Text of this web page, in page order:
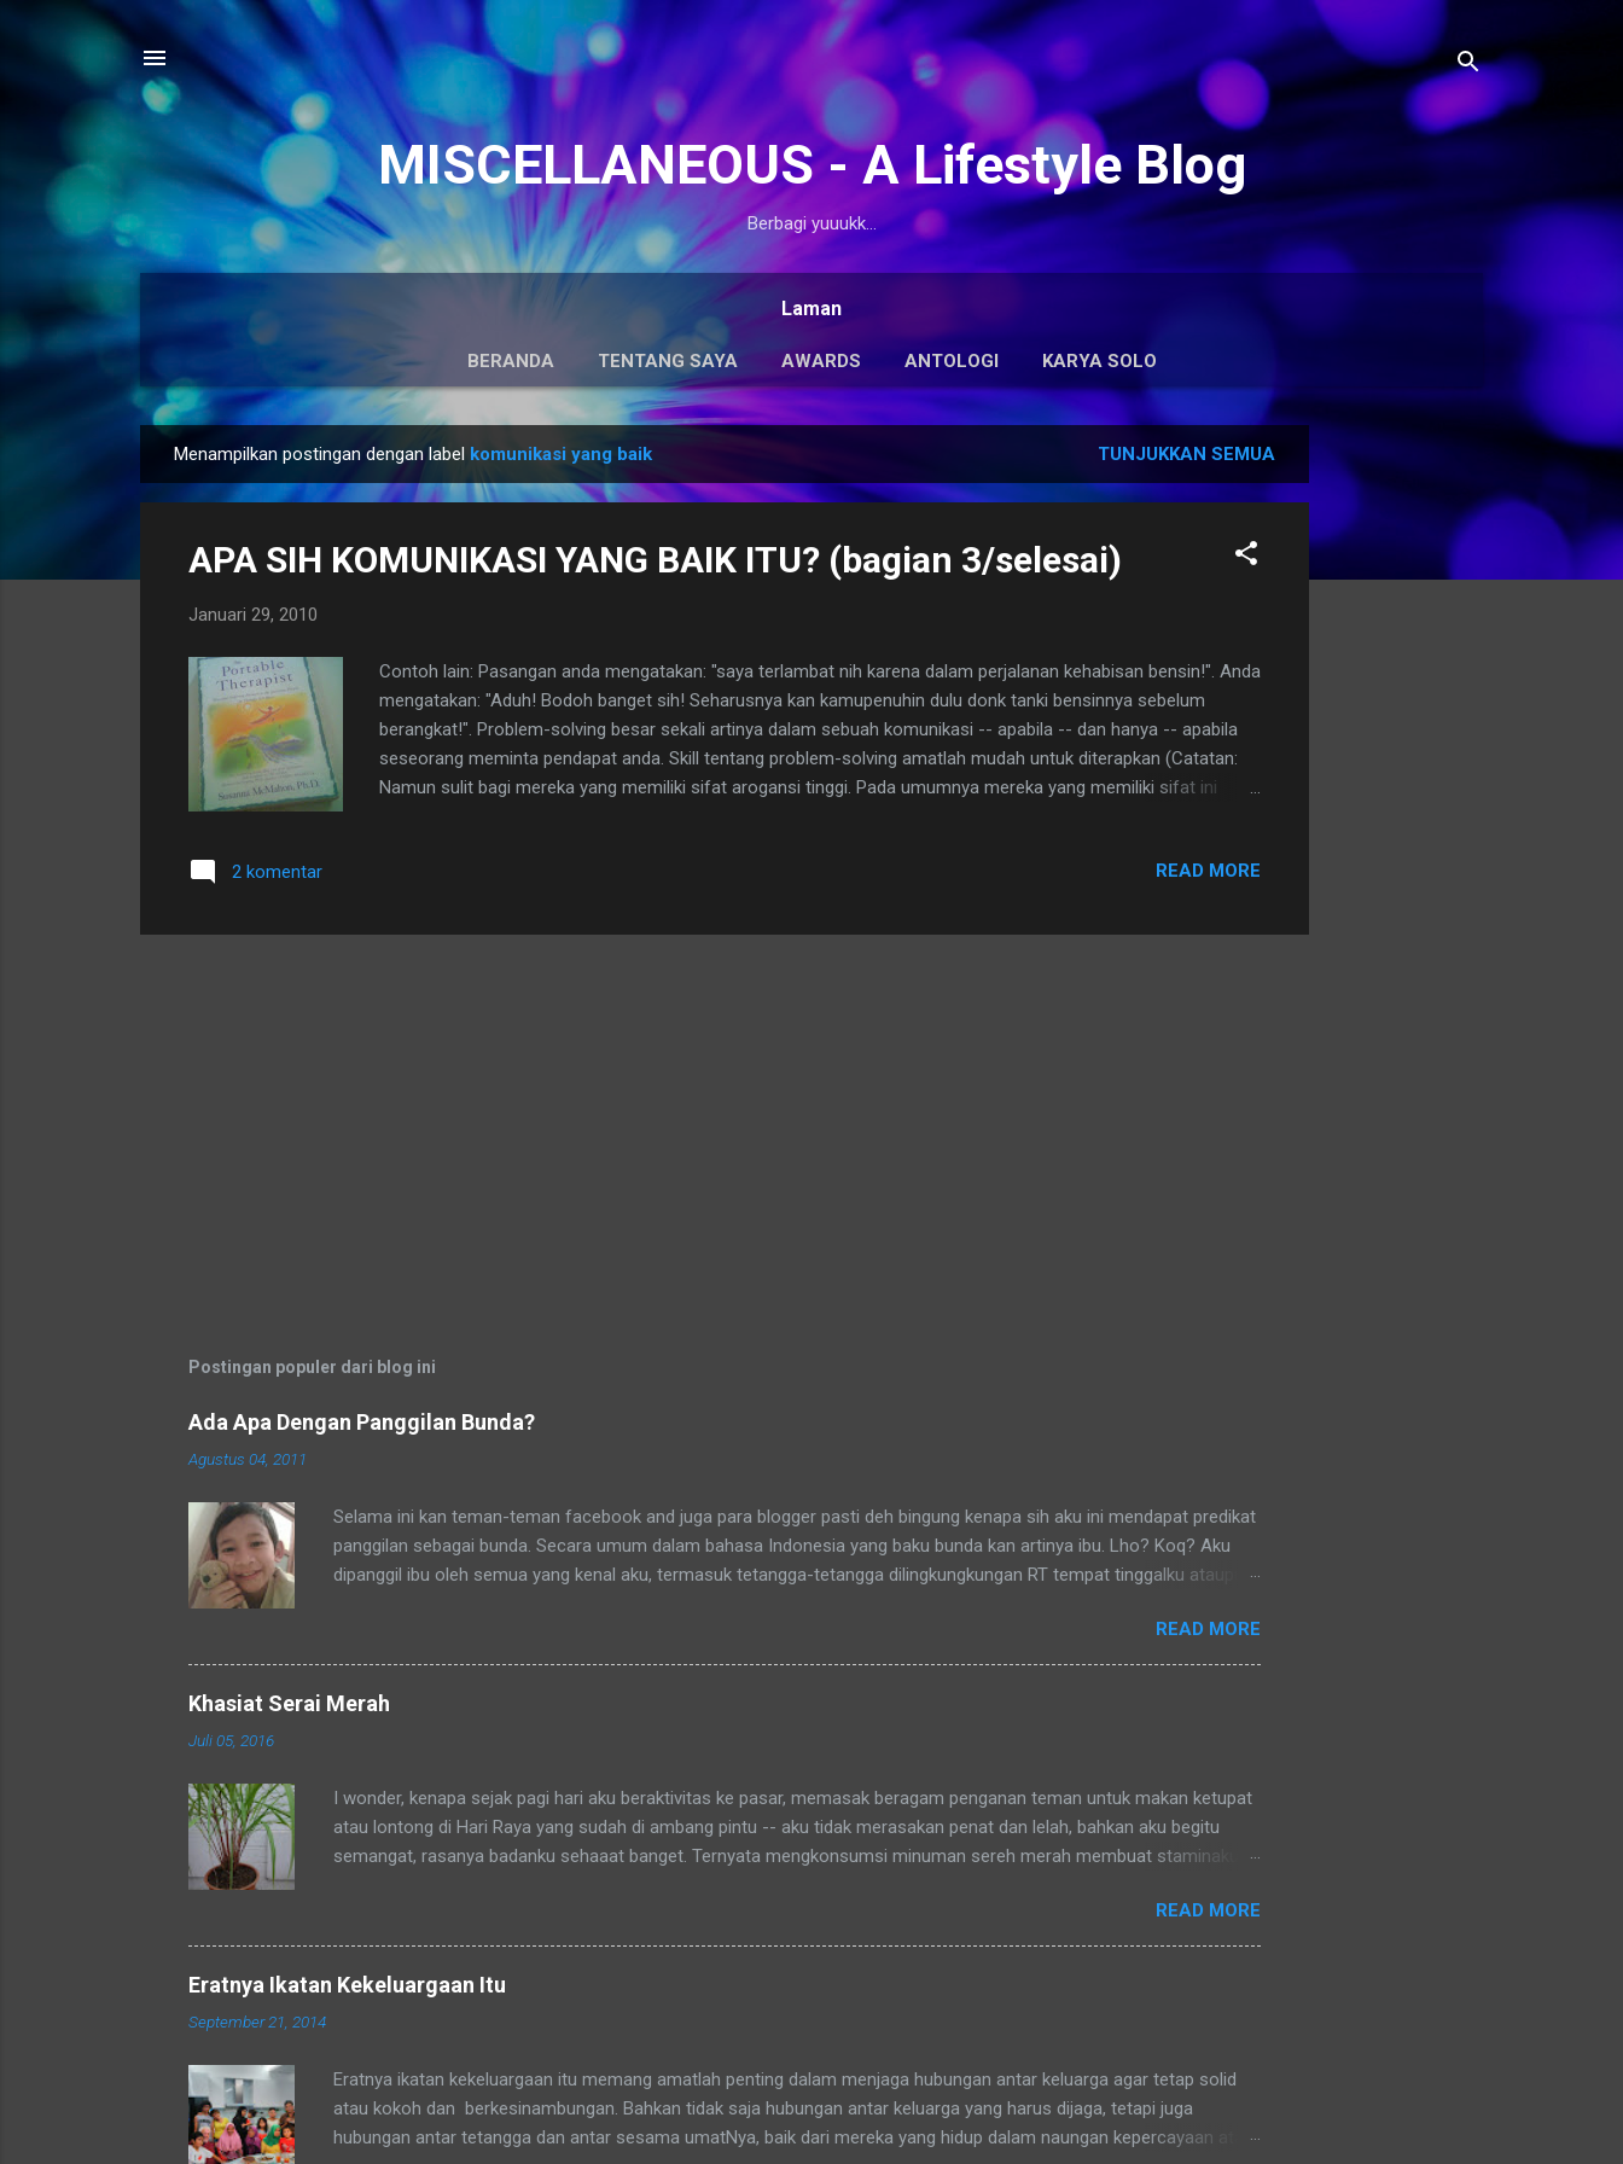
Langsung ke konten utama
MISCELLANEOUS - A Lifestyle Blog
Berbagi yuuukk...
Laman
BERANDA TENTANG SAYA AWARDS ANTOLOGI KARYA SOLO
o
Menampilkan postingan dengan label komunikasi yang baik TUNJUKKAN SEMUA
APA SIH KOMUNIKASI YANG BAIK ITU? (bagian 3/selesai)
Januari 29, 2010
Contoh lain: Pasangan anda mengatakan: "saya terlambat nih karena dalam perjalanan kehabisan bensin!". Anda
mengatakan: "Aduh! Bodoh banget sih! Seharusnya kan kamupenuhin dulu donk tanki bensinnya sebelum
berangkat!". Problem-solving besar sekali artinya dalam sebuah komunikasi -- apabila -- dan hanya -- apabila
seseorang meminta pendapat anda. Skill tentang problem-solving amatlah mudah untuk diterapkan (Catatan:
Namun sulit bagi mereka yang memiliki sifat arogansi tinggi. Pada umumnya mereka yang memiliki sifat ini
sebelum seseorang meminta pendapat anda. Anda menyama-ratakan semua jenis komunikasi yang terjadi --
mereka yang memberikan reaks...
2 komentar READ MORE
Postingan populer dari blog ini
Ada Apa Dengan Panggilan Bunda?
Agustus 04, 2011
Selama ini kan teman-teman facebook and juga para blogger pasti deh bingung kenapa sih aku ini mendapat predikat
panggilan sebagai bunda. Secara umum dalam bahasa Indonesia yang baku bunda kan artinya ibu. Lho? Koq? Aku
dipanggil ibu oleh semua yang kenal aku, termasuk tetangga-tetangga dilingkungkungan RT tempat tinggalku ataupun
ditempat tinggal anakku yaitu Green Bintaro Residence. Para ojeckers (yang udah kenal tentunya) pun memanggilku
dengan sebutan bunda. Sebenarnya ada cerita yang khusus kenapa akhirnya semua yang kenal denganku
mengenalku dengan sebutan bunda , sampai-sampai Pak RT dilingkungan pun terkadang memanggilku dengan
READ MORE
Khasiat Serai Merah
Juli 05, 2016
I wonder, kenapa sejak pagi hari aku beraktivitas ke pasar, memasak beragam penganan teman untuk makan ketupat
atau lontong di Hari Raya yang sudah di ambang pintu -- aku tidak merasakan penat dan lelah, bahkan aku begitu
semangat, rasanya badanku sehaaat banget. Ternyata mengkonsumsi minuman sereh merah membuat staminaku
READ MORE
Eratnya Ikatan Kekeluargaan Itu
September 21, 2014
Eratnya ikatan kekeluargaan itu memang amatlah penting dalam menjaga hubungan antar keluarga agar tetap solid
atau kokoh dan berkesinambungan. Bahkan tidak saja hubungan antar keluarga yang harus dijaga, tetapi juga
hubungan antar tetangga dan antar sesama umatNya, baik dari mereka yang hidup dalam naungan kepercayaan atau